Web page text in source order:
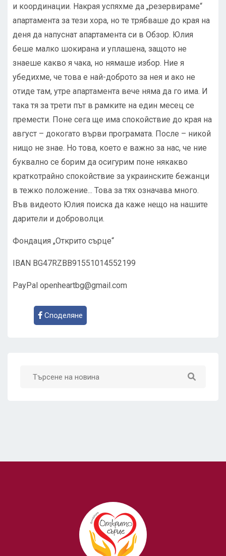
и координации. Накрая успяхме да „резервираме“
апартамента за тези хора, но те трябваше до края на
деня да напуснат апартамента си в Обзор. Юлия
беше малко шокирана и уплашена, защото не
знаеше какво я чака, но нямаше избор. Ние я
убедихме, че това е най-доброто за нея и ако не
отиде там, утре апартамента вече няма да го има. И
така тя за трети път в рамките на един месец се
премести. Поне сега ще има спокойствие до края на
август – докогато върви програмата. После – никой
нищо не знае. Но това, което е важно за нас, че ние
буквално се борим да осигурим поне някакво
краткотрайно спокойствие за украинските бежанци
в тежко положение... Това за тях означава много.
Във видеото Юлия поиска да каже нещо на нашите
дарители и доброволци.
Фондация „Открито сърце“
IBAN BG47RZBB91551014552199
PayPal openheartbg@gmail.com
Споделяне